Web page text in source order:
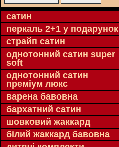
cатин
перкаль 2+1 у подарунок
страйп сатин
однотонний сатин super
soft
однотонний сатин
преміум люкс
варена бавовна
бархатний сатин
шовковий жаккард
білий жаккард бавовна